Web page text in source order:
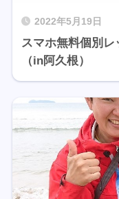
2022年5月19日
スマホ無料個別
（in阿久根）